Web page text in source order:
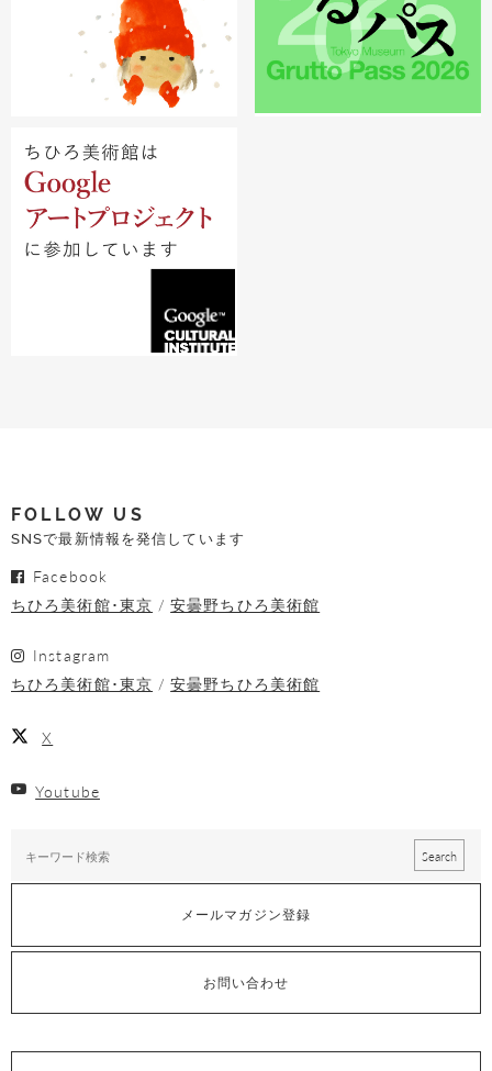
FOLLOW US
SNSで最新情報を発信しています
Facebook
ちひろ美術館･東京
安曇野ちひろ美術館
Instagram
ちひろ美術館･東京
安曇野ちひろ美術館
X
Youtube
メールマガジン登録
お問い合わせ